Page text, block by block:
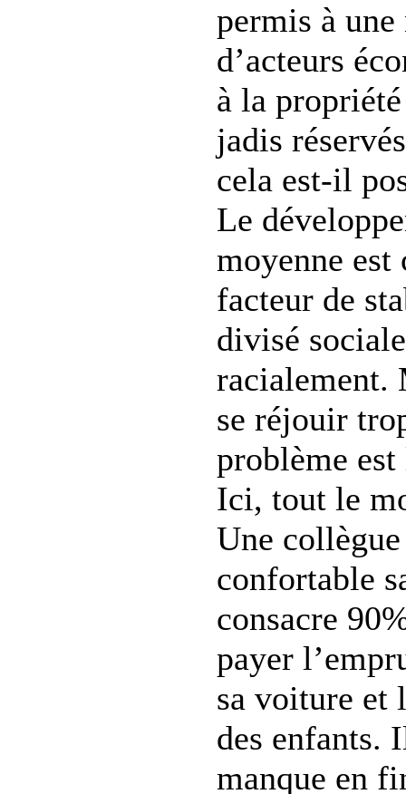
permis à
d’acteurs
à la
jadis
cela est-il
Le
moyenne est
facteur de
divisé
racialement.
se réjouir
problème
Ici, tout le
Une
confortable
consacre
payer
sa voiture et
des enfants.
manque en